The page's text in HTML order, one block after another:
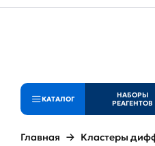
КАТАЛОГ
НАБОРЫ
РЕАГЕНТОВ
Главная Кластеры